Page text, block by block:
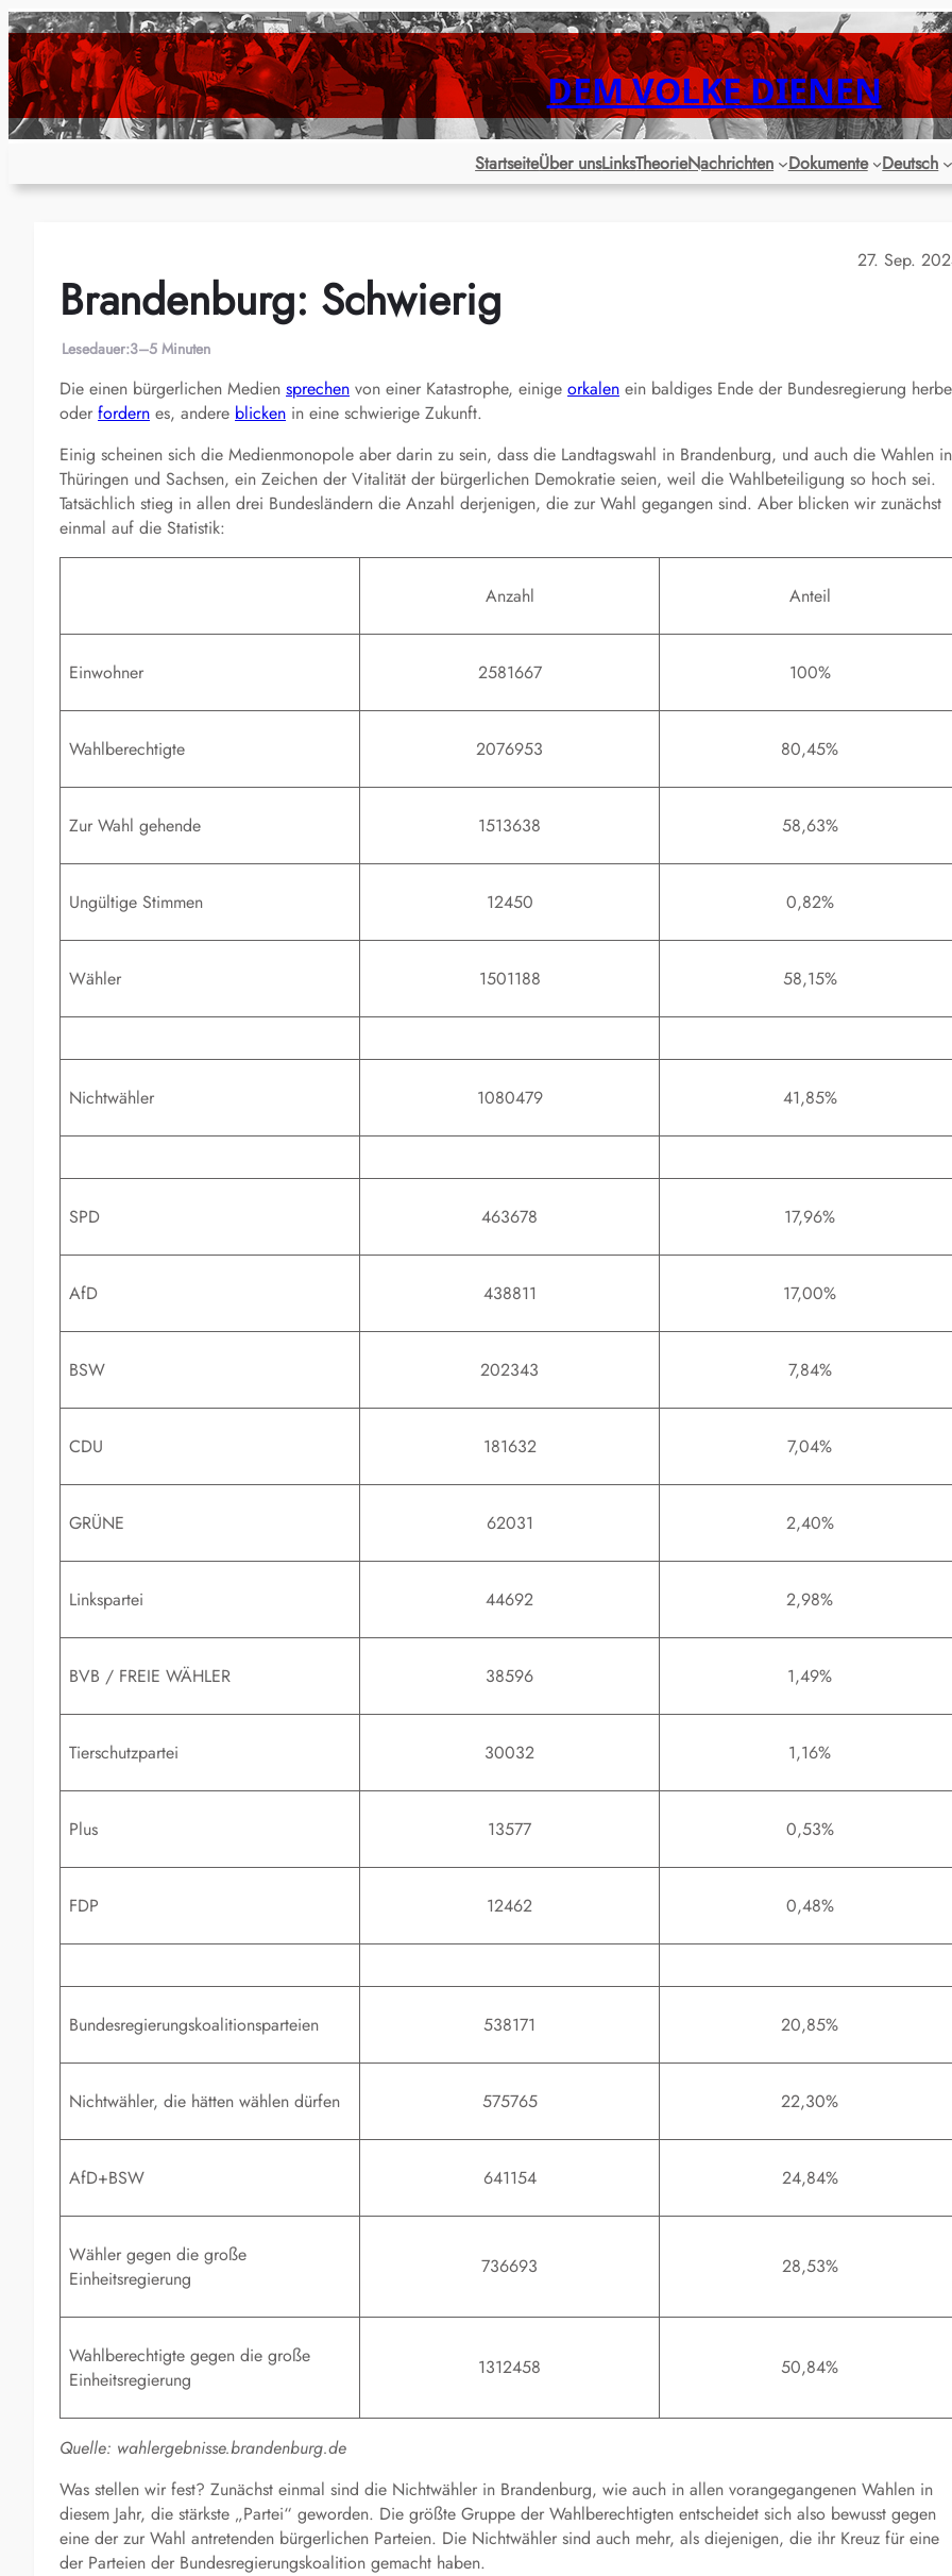
Zum
Inhalt
springen
DEM VOLKE DIENEN
StartseiteÜber unsLinksTheorieNachrichten Dokumente Deutsch
27. Sep.
Brandenburg: Schwierig
Lesedauer:3–5 Minuten
Die einen bürgerlichen Medien sprechen von einer Katastrophe, einige orkalen ein baldiges Ende der Bundesregierung
oder fordern es, andere blicken in eine schwierige Zukunft.
Einig scheinen sich die Medienmonopole aber darin zu sein, dass die Landtagswahl in Brandenburg, und auch die Wahlen in
Thüringen und Sachsen, ein Zeichen der Vitalität der bürgerlichen Demokratie seien, weil die Wahlbeteiligung so hoch sei.
Tatsächlich stieg in allen drei Bundesländern die Anzahl derjenigen, die zur Wahl gegangen sind. Aber blicken wir zunächst
einmal auf die Statistik:
Anzahl Anteil
Einwohner 2581667 100%
Wahlberechtigte 2076953 80,45%
Zur Wahl gehende 1513638 58,63%
Ungültige Stimmen 12450 0,82%
Wähler 1501188 58,15%
Nichtwähler 1080479 41,85%
SPD 463678 17,96%
AfD 438811 17,00%
BSW 202343 7,84%
CDU 181632 7,04%
GRÜNE 62031 2,40%
Linkspartei 44692 2,98%
BVB / FREIE WÄHLER 38596 1,49%
Tierschutzpartei 30032 1,16%
Plus 13577 0,53%
FDP 12462 0,48%
Bundesregierungskoalitionsparteien 538171 20,85%
Nichtwähler, die hätten wählen dürfen 575765 22,30%
AfD+BSW 641154 24,84%
Wähler gegen die große
Einheitsregierung
736693 28,53%
Wahlberechtigte gegen die große
Einheitsregierung
1312458 50,84%
Quelle: wahlergebnisse.brandenburg.de
Was stellen wir fest? Zunächst einmal sind die Nichtwähler in Brandenburg, wie auch in allen vorangegangenen Wahlen in
diesem Jahr, die stärkste „Partei“ geworden. Die größte Gruppe der Wahlberechtigten entscheidet sich also bewusst gegen
eine der zur Wahl antretenden bürgerlichen Parteien. Die Nichtwähler sind auch mehr, als diejenigen, die ihr Kreuz für eine
der Parteien der Bundesregierungskoalition gemacht haben.